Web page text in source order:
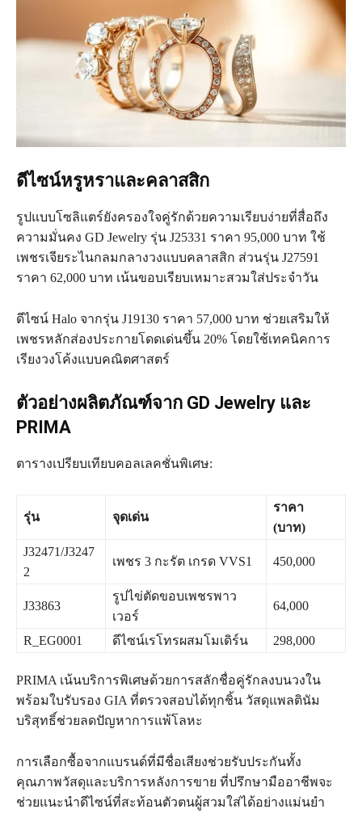
ดีไซน์หรูหราและคลาสสิก
รูปแบบโซลิแตร์ยังครองใจคู่รักด้วยความเรียบง่ายที่สื่อถึง
ความมั่นคง GD Jewelry รุ่น J25331 ราคา 95,000 บาท ใช้
เพชรเจียระไนกลมกลางวงแบบคลาสสิก ส่วนรุ่น J27591
ราคา 62,000 บาท เน้นขอบเรียบเหมาะสวมใส่ประจำวัน
ดีไซน์ Halo จากรุ่น J19130 ราคา 57,000 บาท ช่วยเสริมให้
เพชรหลักส่องประกายโดดเด่นขึ้น 20% โดยใช้เทคนิคการ
เรียงวงโค้งแบบคณิตศาสตร์
ตัวอย่างผลิตภัณฑ์จาก GD Jewelry และ
PRIMA
ตารางเปรียบเทียบคอลเลคชั่นพิเศษ:
รุ่น จุดเด่น
ราคา
(บาท)
J32471/J3247
2
เพชร 3 กะรัต เกรด VVS1 450,000
J33863
รูปไข่ตัดขอบเพชรพาว
เวอร์
64,000
R_EG0001 ดีไซน์เรโทรผสมโมเดิร์น 298,000
PRIMA เน้นบริการพิเศษด้วยการสลักชื่อคู่รักลงบนวงใน
พร้อมใบรับรอง GIA ที่ตรวจสอบได้ทุกชิ้น วัสดุแพลตินัม
บริสุทธิ์ช่วยลดปัญหาการแพ้โลหะ
การเลือกซื้อจากแบรนด์ที่มีชื่อเสียงช่วยรับประกันทั้ง
คุณภาพวัสดุและบริการหลังการขาย ที่ปรึกษามืออาชีพจะ
ช่วยแนะนำดีไซน์ที่สะท้อนตัวตนผู้สวมใส่ได้อย่างแม่นยำ